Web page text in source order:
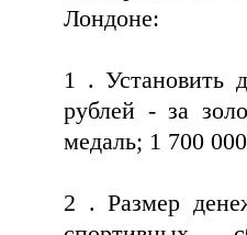
Лондоне:
1 . Установить
рублей - за
медаль; 1 700
2 . Размер